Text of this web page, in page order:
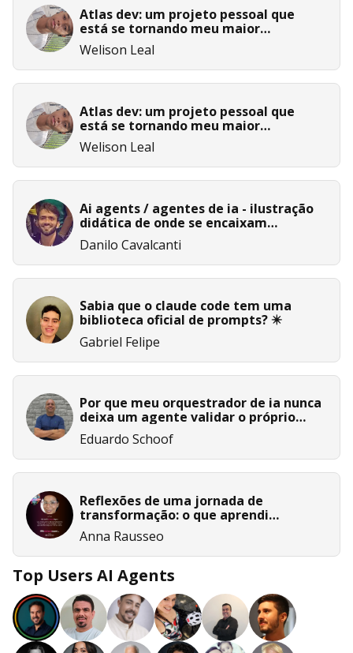
Atlas dev: um projeto pessoal que
está se tornando meu maior
laboratório de aprendizado em ia
Welison Leal
Atlas dev: um projeto pessoal que
está se tornando meu maior
laboratório de aprendizado em ia
Welison Leal
Ai agents / agentes de ia - ilustração
didática de onde se encaixam
diferentes ferramentas agênticas
Danilo Cavalcanti
Sabia que o claude code tem uma
biblioteca oficial de prompts? ✴️
Gabriel Felipe
Por que meu orquestrador de ia nunca
deixa um agente validar o próprio
trabalho
Eduardo Schoof
Reflexões de uma jornada de
transformação: o que aprendi
conectando bootcamps e a trilha
campus
Anna Rausseo
Top Users AI Agents